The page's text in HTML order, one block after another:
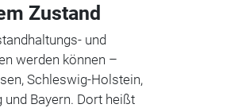
Zustand
und
werden können –
Schleswig-Holstein,
und Bayern. Dort heißt